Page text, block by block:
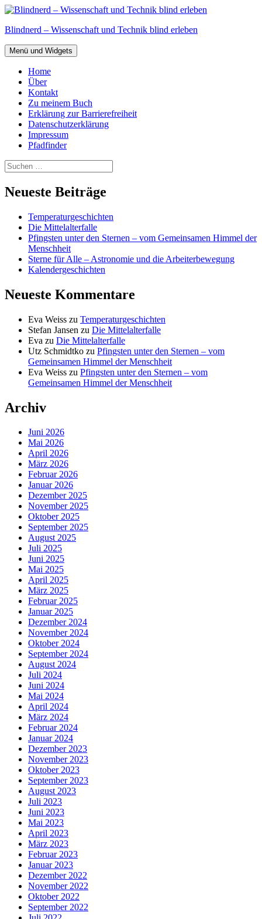
Zum
springen
Blindnerd – Wissenschaft und Technik blind erleben
Menü und Widgets
Home
Über
Kontakt
Zu meinem Buch
Erklärung zur Barrierefreiheit
Datenschutzerklärung
Impressum
Pfadfinder
Suchen
nach:
Neueste Beiträge
Temperaturgeschichten
Die Mittelalterfalle
Pfingsten unter den Sternen – vom Gemeinsamen Himmel der
Menschheit
Sterne für Alle – Astronomie und die Arbeiterbewegung
Kalendergeschichten
Neueste Kommentare
Eva Weiss zu Temperaturgeschichten
Stefan Jansen zu Die Mittelalterfalle
Eva zu Die Mittelalterfalle
Utz Schmidtko zu Pfingsten unter den Sternen – vom
Gemeinsamen Himmel der Menschheit
Eva Weiss zu Pfingsten unter den Sternen – vom
Gemeinsamen Himmel der Menschheit
Archiv
Juni 2026
Mai 2026
April 2026
März 2026
Februar 2026
Januar 2026
Dezember 2025
November 2025
Oktober 2025
September 2025
August 2025
Juli 2025
Juni 2025
Mai 2025
April 2025
März 2025
Februar 2025
Januar 2025
Dezember 2024
November 2024
Oktober 2024
September 2024
August 2024
Juli 2024
Juni 2024
Mai 2024
April 2024
März 2024
Februar 2024
Januar 2024
Dezember 2023
November 2023
Oktober 2023
September 2023
August 2023
Juli 2023
Juni 2023
Mai 2023
April 2023
März 2023
Februar 2023
Januar 2023
Dezember 2022
November 2022
Oktober 2022
September 2022